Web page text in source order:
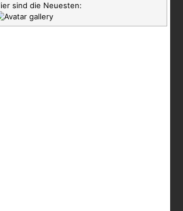
sind die Neuesten: